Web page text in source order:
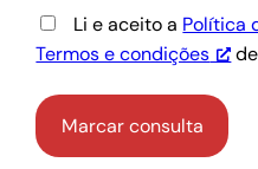
Li e aceito a Política
Termos e condições